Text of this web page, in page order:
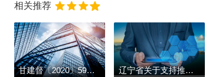
相关推荐
甘建督〔2020〕59号甘肃省住房和城乡建设厅关于做好城市管理执法领域新冠肺炎疫情防控工作的通知 辽宁省关于支持推动企业开复工做好全省建筑工地疫情防控和安全生产工作的若干措施 辽住建﹝2020﹞10号